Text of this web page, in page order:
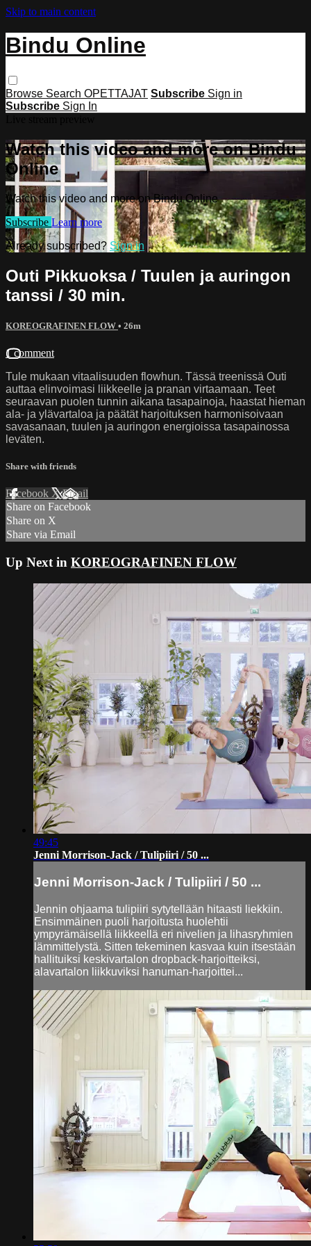
Skip to main content
Bindu Online
Browse Search OPETTAJAT Subscribe Sign in
Subscribe Sign In
Watch this video and more on Bindu
Online
Watch this video and more on Bindu Online
Subscribe Learn more
Already subscribed? Sign in
Outi Pikkuoksa / Tuulen ja auringon
tanssi / 30 min.
KOREOGRAFINEN FLOW • 26m
1 comment
Tule mukaan vitaalisuuden flowhun. Tässä treenissä Outi
auttaa elinvoimasi liikkeelle ja pranan virtaamaan. Teet
seuraavan puolen tunnin aikana tasapainoja, haastat hieman
ala- ja ylävartaloa ja päätät harjoituksen harmonisoivaan
savasanaan, tuulen ja auringon energioissa tasapainossa
leväten.
Share with friends
Facebook XEmail
Share on Facebook
Share on X
Share via Email
Up Next in KOREOGRAFINEN FLOW
49:45
Jenni Morrison-Jack / Tulipiiri / 50 ...
Jenni Morrison-Jack / Tulipiiri / 50 ...
Jennin ohjaama tulipiiri sytytellään hitaasti liekkiin.
Ensimmäinen puoli harjoitusta huolehtii
ympyrämäisellä liikkeellä eri nivelien ja lihasryhmien
lämmittelystä. Sitten tekeminen kasvaa kuin itsestään
hallituiksi keskivartalon dropback-harjoitteiksi,
alavartalon liikkuviksi hanuman-harjoittei...